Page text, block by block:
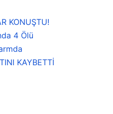
KONUŞTU!
4 Ölü
KAYBETTİ